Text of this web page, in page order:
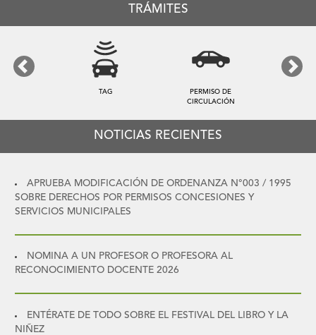
TRÁMITES
TAG
PERMISO DE
CIRCULACIÓN
Previous Next
NOTICIAS RECIENTES
APRUEBA MODIFICACIÓN DE ORDENANZA N°003 / 1995
SOBRE DERECHOS POR PERMISOS CONCESIONES Y
SERVICIOS MUNICIPALES
NOMINA A UN PROFESOR O PROFESORA AL
RECONOCIMIENTO DOCENTE 2026
ENTÉRATE DE TODO SOBRE EL FESTIVAL DEL LIBRO Y LA
NIÑEZ